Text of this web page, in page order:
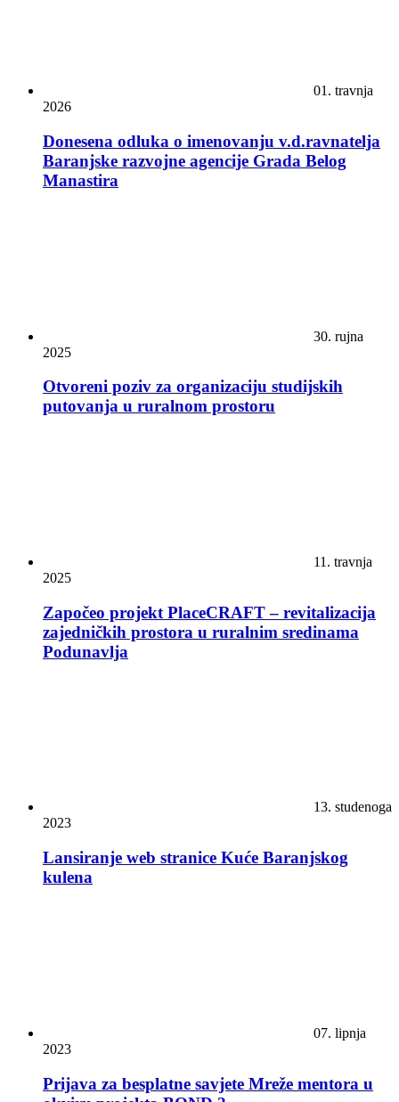
01. travnja
2026
Donesena odluka o imenovanju v.d.ravnatelja
Baranjske razvojne agencije Grada Belog
Manastira
30. rujna
2025
Otvoreni poziv za organizaciju studijskih
putovanja u ruralnom prostoru
11. travnja
2025
Započeo projekt PlaceCRAFT – revitalizacija
zajedničkih prostora u ruralnim sredinama
Podunavlja
13. studenoga
2023
Lansiranje web stranice Kuće Baranjskog
kulena
07. lipnja
2023
Prijava za besplatne savjete Mreže mentora u